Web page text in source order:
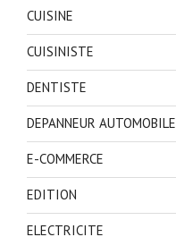
CUISINE
CUISINISTE
DENTISTE
DEPANNEUR AUTOMOBILE
E-COMMERCE
EDITION
ELECTRICITE